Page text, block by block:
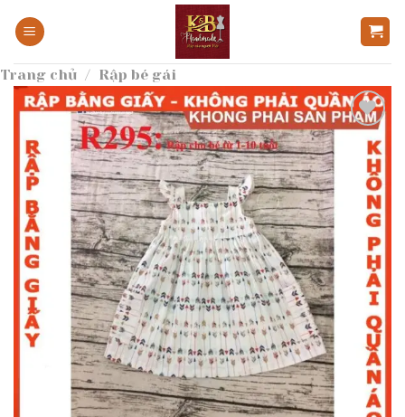
qua
dung
Trang chủ / Rập bé gái
Add to
wishlist